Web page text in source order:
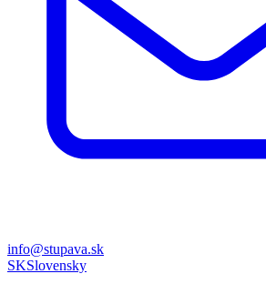
info@stupava.sk
SKSlovensky